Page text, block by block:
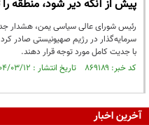
پیش از آنکه دیر شود، منطقه
رئیس شورای عالی سیاسی یمن، هشدار
سرمایه‌گذار در رژیم صهیونیستی صادر
با جدیت کامل مورد توجه قرار دهند.
کد خبر: ۸۶۹۱۸۹ تاریخ انتشار : ۱۴۰۴/۰۳/۱۲
آخرین اخبار